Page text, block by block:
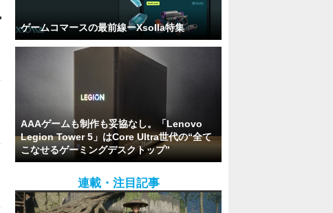
ゲームコマースの最前線ーXsolla特集
AAAゲームも制作も妥協なし。「Lenovo
Legion Tower 5」はCore Ultra世代の“全て
こなせるゲーミングデスクトップ”
連載・注目記事